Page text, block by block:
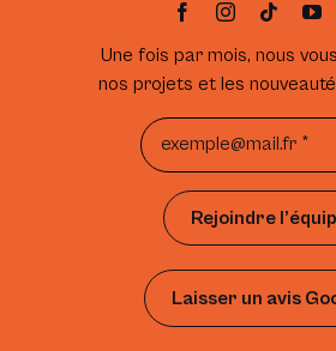
Une fois par mois, nous
nos projets et les
Rejoindre
Laisser un avis